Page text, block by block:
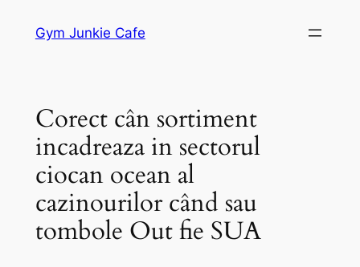
Gym Junkie Cafe
Corect cân sortiment
incadreaza in sectorul
ciocan ocean al
cazinourilor când sau
tombole Out fie SUA